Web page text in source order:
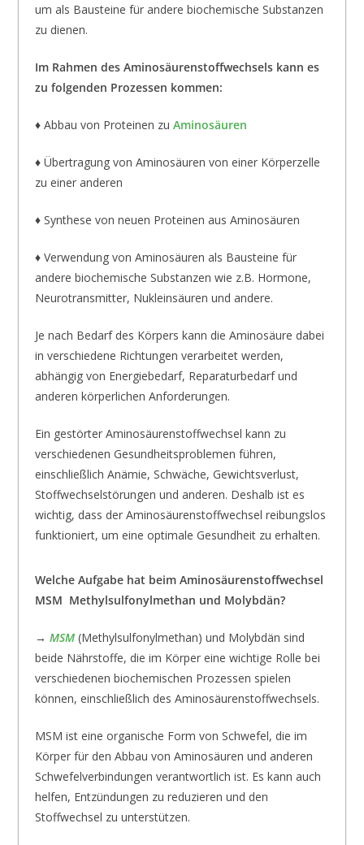
um als Bausteine für andere biochemische Substanzen
zu dienen.
Im Rahmen des Aminosäurenstoffwechsels kann es
zu folgenden Prozessen kommen:
♦ Abbau von Proteinen zu Aminosäuren
♦ Übertragung von Aminosäuren von einer Körperzelle
zu einer anderen
♦ Synthese von neuen Proteinen aus Aminosäuren
♦ Verwendung von Aminosäuren als Bausteine für
andere biochemische Substanzen wie z.B. Hormone,
Neurotransmitter, Nukleinsäuren und andere.
Je nach Bedarf des Körpers kann die Aminosäure dabei
in verschiedene Richtungen verarbeitet werden,
abhängig von Energiebedarf, Reparaturbedarf und
anderen körperlichen Anforderungen.
Ein gestörter Aminosäurenstoffwechsel kann zu
verschiedenen Gesundheitsproblemen führen,
einschließlich Anämie, Schwäche, Gewichtsverlust,
Stoffwechselstörungen und anderen. Deshalb ist es
wichtig, dass der Aminosäurenstoffwechsel reibungslos
funktioniert, um eine optimale Gesundheit zu erhalten.
Welche Aufgabe hat beim Aminosäurenstoffwechsel
MSM Methylsulfonylmethan und Molybdän?
→ MSM(Methylsulfonylmethan) und Molybdän sind
beide Nährstoffe, die im Körper eine wichtige Rolle bei
verschiedenen biochemischen Prozessen spielen
können, einschließlich des Aminosäurenstoffwechsels.
MSM ist eine organische Form von Schwefel, die im
Körper für den Abbau von Aminosäuren und anderen
Schwefelverbindungen verantwortlich ist. Es kann auch
helfen, Entzündungen zu reduzieren und den
Stoffwechsel zu unterstützen.